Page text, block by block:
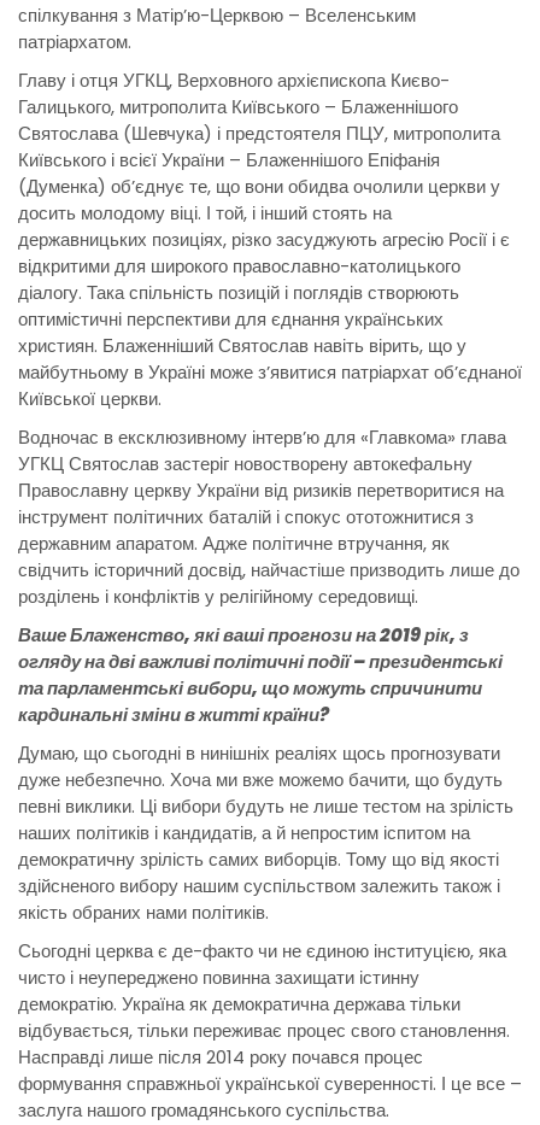
спілкування з Матір’ю-Церквою – Вселенським
патріархатом.
Главу і отця УГКЦ, Верховного архієпископа Києво-
Галицького, митрополита Київського – Блаженнішого
Святослава (Шевчука) і предстоятеля ПЦУ, митрополита
Київського і всієї України – Блаженнішого Епіфанія
(Думенка) об’єднує те, що вони обидва очолили церкви у
досить молодому віці. І той, і інший стоять на
державницьких позиціях, різко засуджують агресію Росії і є
відкритими для широкого православно-католицького
діалогу. Така спільність позицій і поглядів створюють
оптимістичні перспективи для єднання українських
християн. Блаженніший Святослав навіть вірить, що у
майбутньому в Україні може з’явитися патріархат об’єднаної
Київської церкви.
Водночас в ексклюзивному інтерв’ю для «Главкома» глава
УГКЦ Святослав застеріг новостворену автокефальну
Православну церкву України від ризиків перетворитися на
інструмент політичних баталій і спокус ототожнитися з
державним апаратом. Адже політичне втручання, як
свідчить історичний досвід, найчастіше призводить лише до
розділень і конфліктів у релігійному середовищі.
Ваше Блаженство, які ваші прогнози на 2019 рік, з
огляду на дві важливі політичні події – президентські
та парламентські вибори, що можуть спричинити
кардинальні зміни в житті країни?
Думаю, що сьогодні в нинішніх реаліях щось прогнозувати
дуже небезпечно. Хоча ми вже можемо бачити, що будуть
певні виклики. Ці вибори будуть не лише тестом на зрілість
наших політиків і кандидатів, а й непростим іспитом на
демократичну зрілість самих виборців. Тому що від якості
здійсненого вибору нашим суспільством залежить також і
якість обраних нами політиків.
Сьогодні церква є де-факто чи не єдиною інституцією, яка
чисто і неупереджено повинна захищати істинну
демократію. Україна як демократична держава тільки
відбувається, тільки переживає процес свого становлення.
Насправді лише після 2014 року почався процес
формування справжньої української суверенності. І це все –
заслуга нашого громадянського суспільства.